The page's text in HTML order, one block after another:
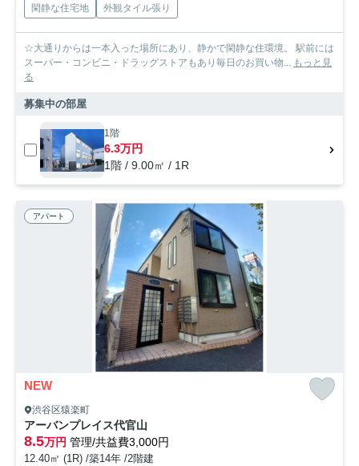
閑静な住宅地
外観タイル張り
☆大通りからは一本入った場所にあり、静かで閑静な住環境。 駅前には
スーパー・コンビニ・ドラッグストアもあり毎日のお買い物... もっと見
る
募集中の部屋
1階
6.3万円
1階 / 9.00㎡ / 1R
アパート
NEW
渋谷区猿楽町
アーバンプレイス代官山
8.5万円 管理/共益費3,000円
12.40㎡ (1R) /築14年 /2階建